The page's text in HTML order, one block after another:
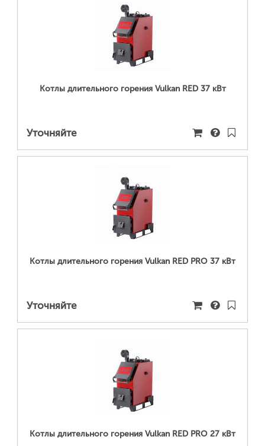
ПОДРОБНЕЕ...
Котлы длительного горения Vulkan RED 37 кВт
Уточняйте
ПОДРОБНЕЕ...
Котлы длительного горения Vulkan RED PRO 37 кВт
Уточняйте
ПОДРОБНЕЕ...
Котлы длительного горения Vulkan RED PRO 27 кВт